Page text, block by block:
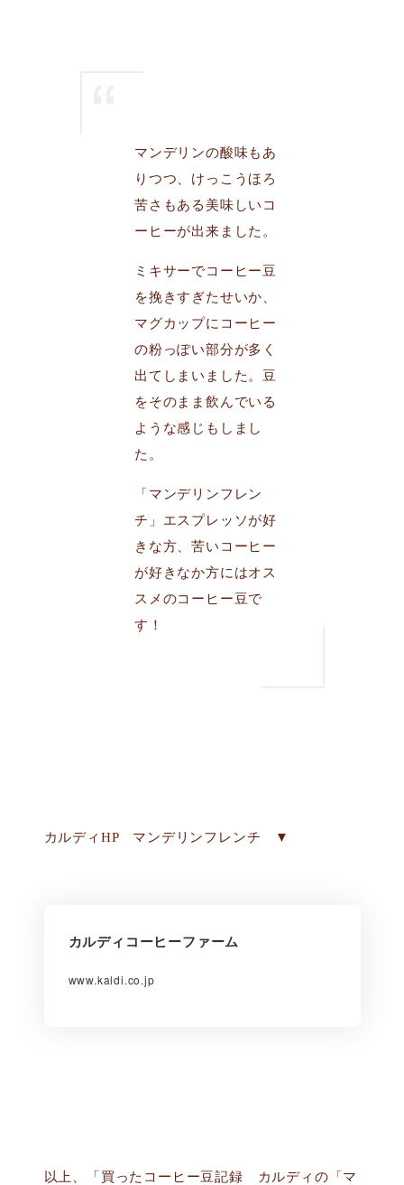
マンデリンの酸味もあ
りつつ、けっこうほろ
苦さもある美味しいコ
ーヒーが出来ました。
ミキサーでコーヒー豆
を挽きすぎたせいか、
マグカップにコーヒー
の粉っぽい部分が多く
出てしまいました。豆
をそのまま飲んでいる
ような感じもしまし
た。
「マンデリンフレン
チ」エスプレッソが好
きな方、苦いコーヒー
が好きなか方にはオス
スメのコーヒー豆で
す！
カルディHP マンデリンフレンチ ▼
カルディコーヒーファーム
www.kaldi.co.jp
以上、「買ったコーヒー豆記録 カルディの「マ